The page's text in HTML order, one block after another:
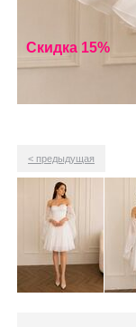
Скидка 15%
< предыдущая